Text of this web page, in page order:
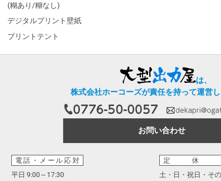
(糊あり/糊なし)
デジタルプリント壁紙
プリントテント
は、
株式会社ホーコーズが責任を持って運営
お問い合わせ
電話・メール応対
平日 9:00～17:30
定休
土・日・祝日・そ